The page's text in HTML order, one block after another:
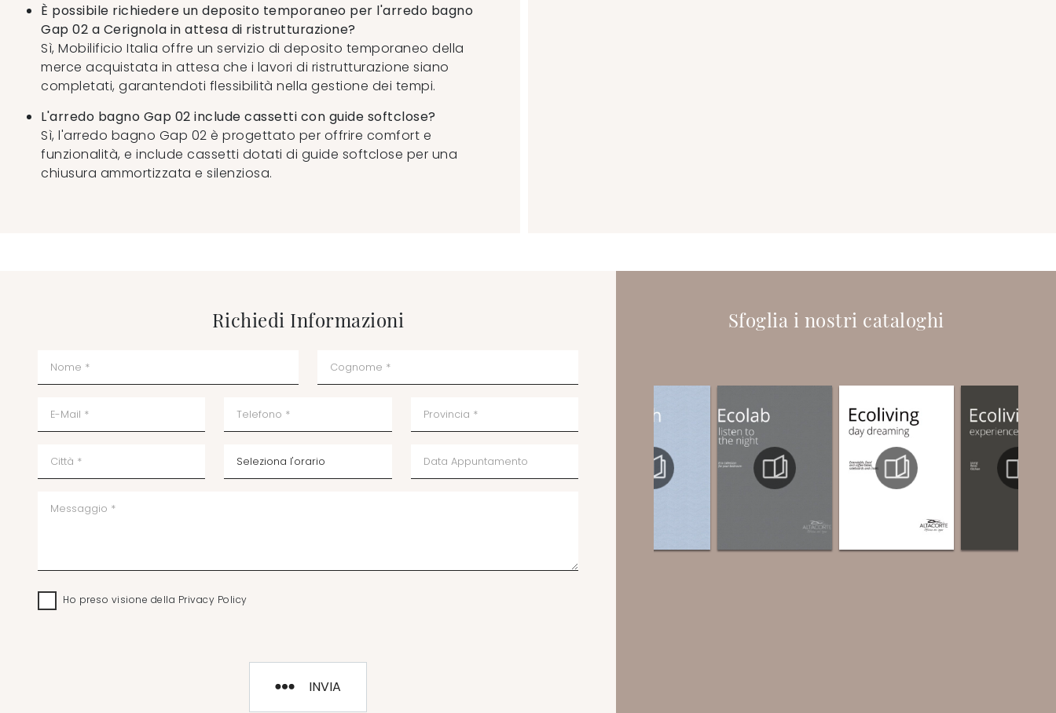
È possibile richiedere un deposito temporaneo per l'arredo bagno
Gap 02 a Cerignola in attesa di ristrutturazione?
Sì, Mobilificio Italia offre un servizio di deposito temporaneo della
merce acquistata in attesa che i lavori di ristrutturazione siano
completati, garantendoti flessibilità nella gestione dei tempi.
L'arredo bagno Gap 02 include cassetti con guide softclose?
Sì, l'arredo bagno Gap 02 è progettato per offrire comfort e
funzionalità, e include cassetti dotati di guide softclose per una
chiusura ammortizzata e silenziosa.
Sfoglia i nostri cataloghi
Richiedi Informazioni
Ho preso visione della Privacy Policy
INVIA